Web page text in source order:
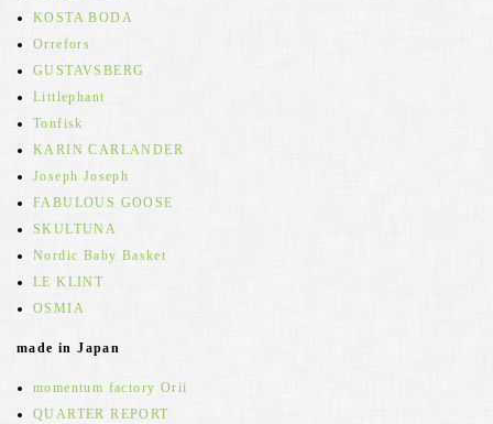
KOSTA BODA
Orrefors
GUSTAVSBERG
Littlephant
Tonfisk
KARIN CARLANDER
Joseph Joseph
FABULOUS GOOSE
SKULTUNA
Nordic Baby Basket
LE KLINT
OSMIA
made in Japan
momentum factory Orii
QUARTER REPORT